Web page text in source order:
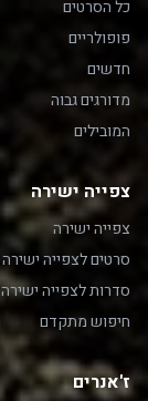
כל הסרטים
פופולריים
חדשים
מדורגים גבוה
המובילים
צפייה ישירה
צפייה ישירה
סרטים לצפייה ישירה
סדרות לצפייה ישירה
חיפוש מתקדם
ז'אנרים